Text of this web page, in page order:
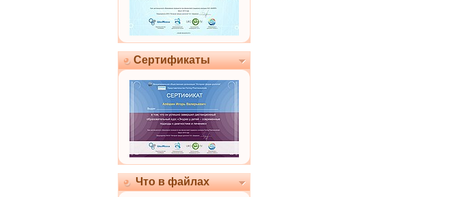
Сертификаты
Что в файлах